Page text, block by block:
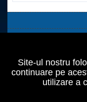
Site-ul nostru
continuare pe
utilizare a